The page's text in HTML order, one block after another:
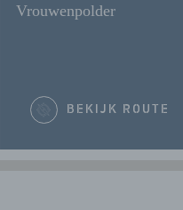
Vrouwenpolder
BEKIJK ROUTE